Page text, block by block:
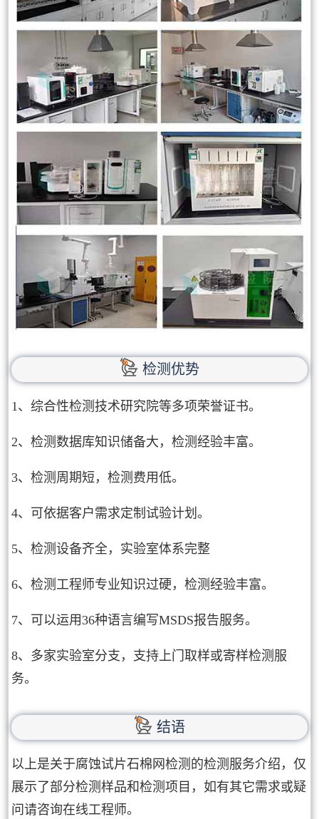
检测优势
1、综合性检测技术研究院等多项荣誉证书。
2、检测数据库知识储备大，检测经验丰富。
3、检测周期短，检测费用低。
4、可依据客户需求定制试验计划。
5、检测设备齐全，实验室体系完整
6、检测工程师专业知识过硬，检测经验丰富。
7、可以运用36种语言编写MSDS报告服务。
8、多家实验室分支，支持上门取样或寄样检测服
务。
结语
以上是关于腐蚀试片石棉网检测的检测服务介绍，仅
展示了部分检测样品和检测项目，如有其它需求或疑
问请咨询在线工程师。